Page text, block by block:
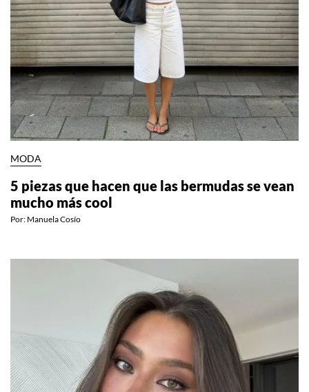
MODA
5 piezas que hacen que las bermudas se vean
mucho más cool
Por: Manuela Cosío